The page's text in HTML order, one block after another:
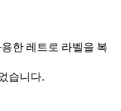
한 레트로 라벨을 복
습니다.